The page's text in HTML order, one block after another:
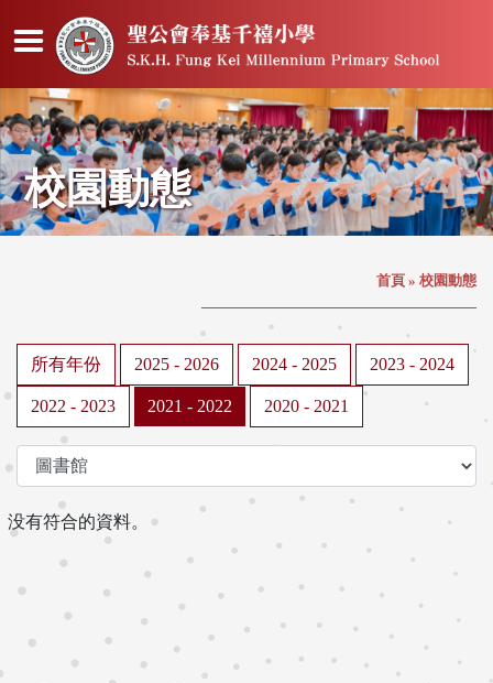
校園動態
首頁 » 校園動態
所有年份 2025 - 2026 2024 - 2025 2023 - 2024
2022 - 2023 2021 - 2022 2020 - 2021
没有符合的資料。